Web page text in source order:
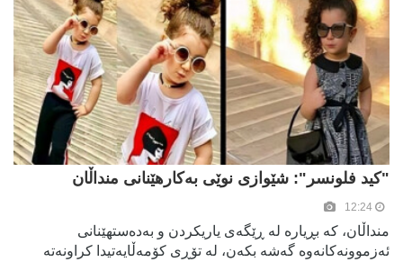
"كيد فلونسر": شێوازی نوێی بەکارهێنانی منداڵان
منداڵان، کە بڕیارە لە ڕێگەی یاریکردن و بەدەستهێنانی
ئەزموونەکانەوە گەشە بکەن، لە تۆڕی کۆمەڵایەتیدا کراونەتە